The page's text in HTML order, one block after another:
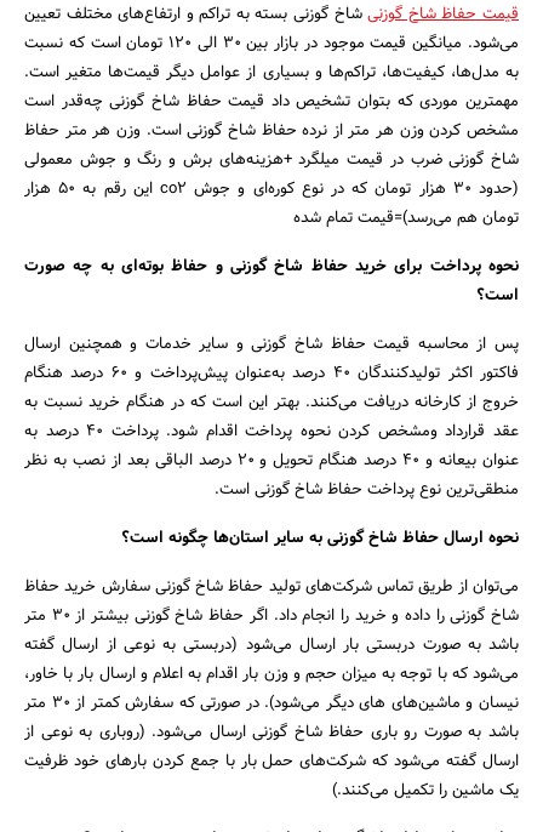
قیمت حفاظ شاخ گوزنیشاخ گوزنی بسته به تراکم و ارتفاع‌های مختلف تعیین
می‌شود. میانگین قیمت موجود در بازار بین 30 الی 120 تومان است که نسبت
به مدل‌ها، کیفیت‌ها، تراکم‌ها و بسیاری از عوامل دیگر قیمت‌ها متغیر است.
مهمترین موردی که بتوان تشخیص داد قیمت حفاظ شاخ گوزنی چه‌قدر است
مشخص کردن وزن هر متر از نرده حفاظ شاخ گوزنی است. وزن هر متر حفاظ
شاخ گوزنی ضرب در قیمت میلگرد +هزینه‌های برش و رنگ و جوش معمولی
(حدود 30 هزار تومان که در نوع کوره‌ای و جوش co2 این رقم به 50 هزار
تومان هم می‌رسد)=قیمت تمام شده
نحوه پرداخت برای خرید حفاظ شاخ گوزنی و حفاظ بوته‌ای به چه صورت
است؟
پس از محاسبه قیمت حفاظ شاخ گوزنی و سایر خدمات و همچنین ارسال
فاکتور اکثر تولیدکنندگان 40 درصد به‌عنوان پیش‌پرداخت و 60 درصد هنگام
خروج از کارخانه دریافت می‌کنند. بهتر این است که در هنگام خرید نسبت به
عقد قرارداد ومشخص کردن نحوه پرداخت اقدام شود. پرداخت 40 درصد به
عنوان بیعانه و 40 درصد هنگام تحویل و 20 درصد الباقی بعد از نصب به نظر
منطقی‌ترین نوع پرداخت حفاظ شاخ گوزنی است.
نحوه ارسال حفاظ شاخ گوزنی به سایر استان‌ها چگونه است؟
می‌توان از طریق تماس شرکت‌های تولید حفاظ شاخ گوزنی سفارش خرید حفاظ
شاخ گوزنی را داده و خرید را انجام داد. اگر حفاظ شاخ گوزنی بیشتر از 30 متر
باشد به صورت دربستی بار ارسال می‌شود (دربستی به نوعی از ارسال گفته
می‌شود که با توجه به میزان حجم و وزن بار اقدام به اعلام و ارسال بار با خاور،
نیسان و ماشین‌های های دیگر می‌شود). در صورتی که سفارش کمتر از 30 متر
باشد به صورت رو باری حفاظ شاخ گوزنی ارسال می‌شود. (روباری به نوعی از
ارسال گفته می‌شود که شرکت‌های حمل بار با جمع کردن بارهای خود ظرفیت
یک ماشین را تکمیل می‌کنند.)